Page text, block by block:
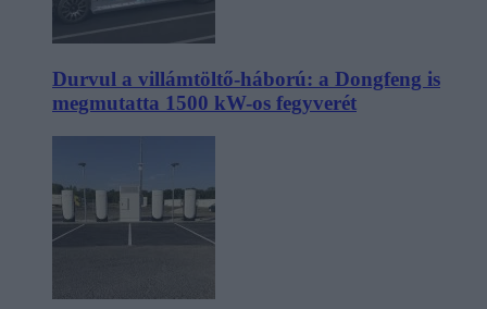
Durvul a villámtöltő-háború: a Dongfeng is
megmutatta 1500 kW-os fegyverét